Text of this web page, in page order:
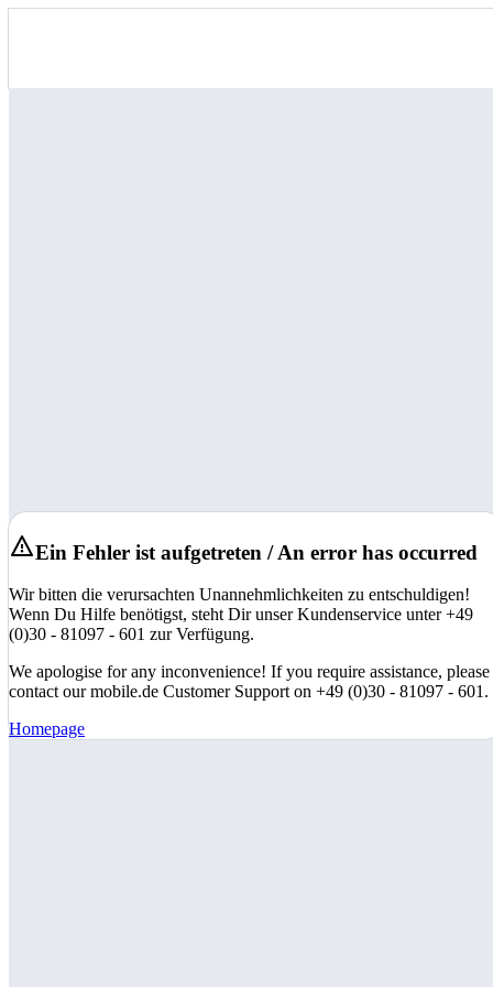
Ein Fehler ist aufgetreten / An error has occurred
Wir bitten die verursachten Unannehmlichkeiten zu entschuldigen!
Wenn Du Hilfe benötigst, steht Dir unser Kundenservice unter +49
(0)30 - 81097 - 601 zur Verfügung.
We apologise for any inconvenience! If you require assistance, please
contact our mobile.de Customer Support on +49 (0)30 - 81097 - 601.
Homepage